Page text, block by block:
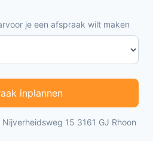
je een afspraak wilt maken
inplannen
15 3161 GJ Rhoon